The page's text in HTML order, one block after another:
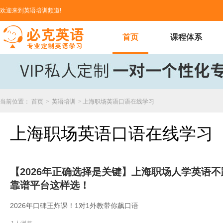
欢迎来到英语培训频道!
首页 课程体系
当前位置： 首页 > 英语培训 > 上海职场英语口语在线学习
上海职场英语口语在线学习
【2026年正确选择是关键】上海职场人学英语
靠谱平台这样选！
2026年口碑王炸课！1对1外教带你飙口语